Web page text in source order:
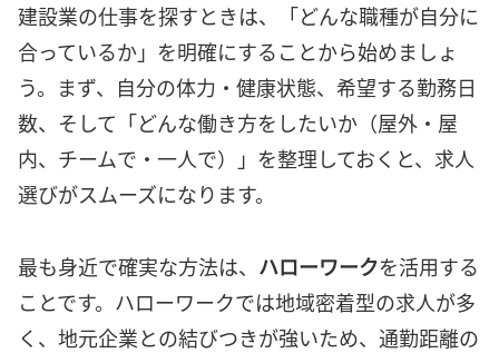
建設業の仕事を探すときは、「どんな職種が自分に
合っているか」を明確にすることから始めましょ
う。まず、自分の体力・健康状態、希望する勤務日
数、そして「どんな働き方をしたいか（屋外・屋
内、チームで・一人で）」を整理しておくと、求人
選びがスムーズになります。
最も身近で確実な方法は、 ハローワークを活用する
ことです。ハローワークでは地域密着型の求人が多
く、地元企業との結びつきが強いため、通勤距離の